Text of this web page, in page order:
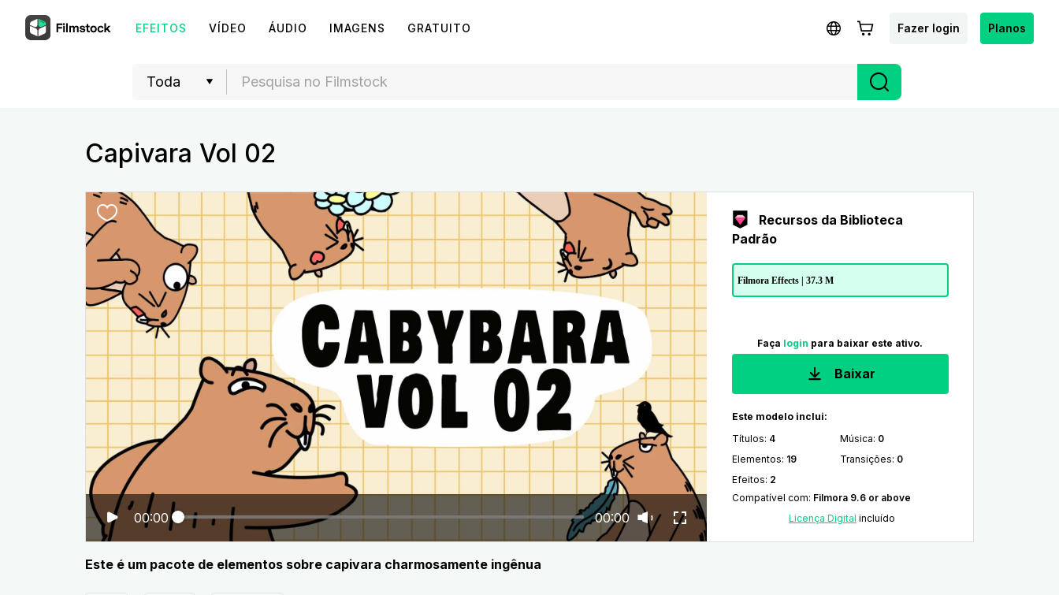
EFEITOS VÍDEO ÁUDIO IMAGENS GRATUITO Fazer login Planos
Capivara Vol 02
00:00 00:00
Recursos da Biblioteca
Padrão
Filmora Effects | 37.3 M
Faça login para baixar este ativo.
Baixar
Este modelo inclui:
Títulos: 4 Música: 0
Elementos: 19 Transições: 0
Efeitos: 2
Compatível com: Filmora 9.6 or above
Licença Digital incluído
Este é um pacote de elementos sobre capivara charmosamente ingênua